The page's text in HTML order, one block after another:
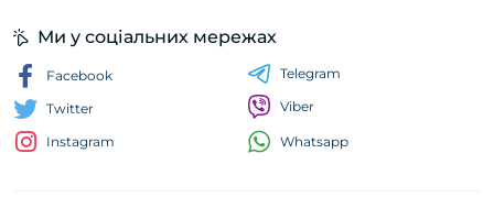
Ми у соціальних мережах
Facebook
Twitter
Instagram
Telegram
Viber
Whatsapp